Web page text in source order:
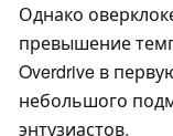
Однако
превышение
Overdrive в
небольшого
энтузиастов.